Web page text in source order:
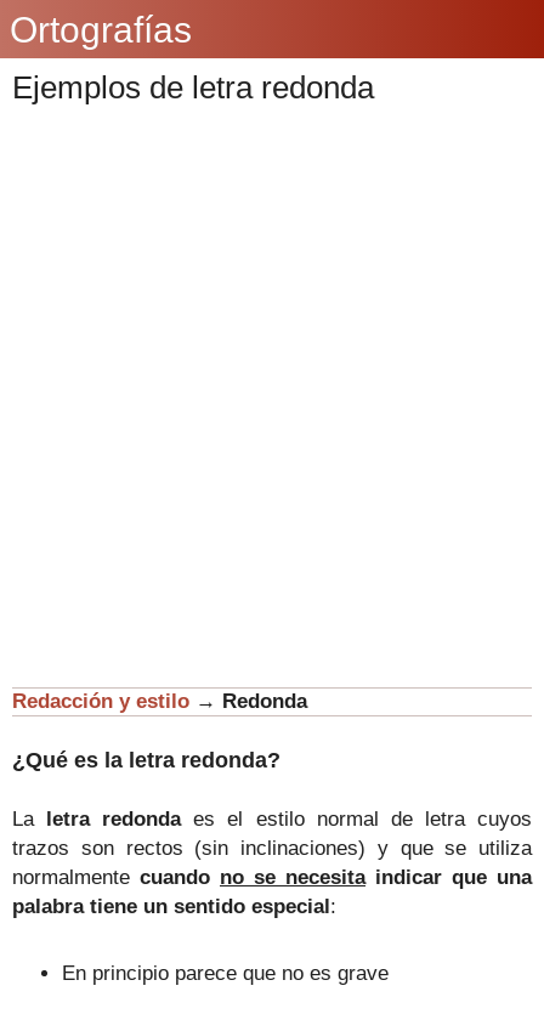
Ortografías
Ejemplos de letra redonda
Redacción y estilo → Redonda
¿Qué es la letra redonda?
La letra redondaes el estilo normal de letra cuyos
trazos son rectos (sin inclinaciones) y que se utiliza
normalmente cuando no se necesitaindicar que una
palabra tiene un sentido especial:
En principio parece que no es grave